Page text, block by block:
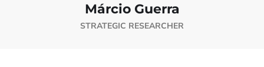
Márcio Guerra
STRATEGIC RESEARCHER